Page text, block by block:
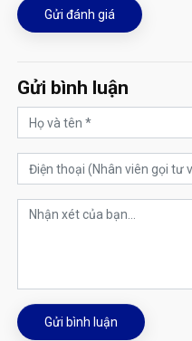
Gửi đánh giá
Gửi bình luận
Gửi bình luận